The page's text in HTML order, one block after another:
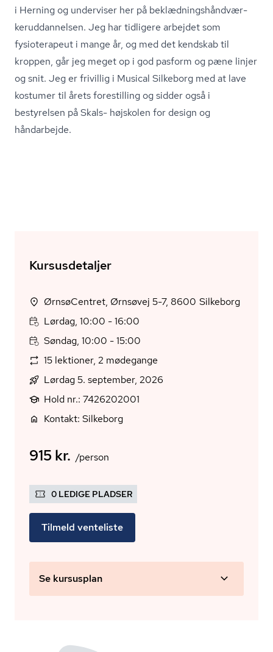
i Herning og underviser her på be­klæd­nings­hånd­vær­
ker­ud­dan­nel­sen. Jeg har tidligere arbejdet som
fysioterapeut i mange år, og med det kendskab til
kroppen, går jeg meget op i god pasform og pæne linjer
og snit. Jeg er frivillig i Musical Silkeborg med at lave
kostumer til årets forestilling og sidder også i
bestyrelsen på Skals- højskolen for design og
håndarbejde.
Kursusdetaljer
ØrnsøCentret, Ørnsøvej 5-7, 8600 Silkeborg
Lørdag, 10:00 - 16:00
Søndag, 10:00 - 15:00
15 lektioner, 2 mødegange
Lørdag 5. september, 2026
Hold nr.: 7426202001
Kontakt: Silkeborg
915 kr. /person
0 LEDIGE PLADSER
Tilmeld venteliste
Se kursusplan